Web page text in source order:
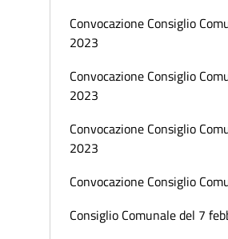
Convocazione Consiglio
2023
Convocazione Consiglio
2023
Convocazione Consiglio
2023
Convocazione Consiglio
Consiglio Comunale del 7